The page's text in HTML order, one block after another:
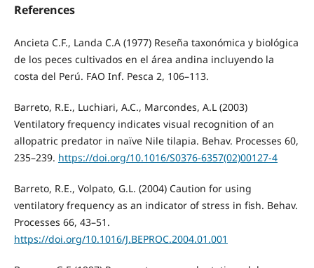
References
Ancieta C.F., Landa C.A (1977) Reseña taxonómica y biológica
de los peces cultivados en el área andina incluyendo la
costa del Perú. FAO Inf. Pesca 2, 106–113.
Barreto, R.E., Luchiari, A.C., Marcondes, A.L (2003)
Ventilatory frequency indicates visual recognition of an
allopatric predator in naïve Nile tilapia. Behav. Processes 60,
235–239. https://doi.org/10.1016/S0376-6357(02)00127-4
Barreto, R.E., Volpato, G.L. (2004) Caution for using
ventilatory frequency as an indicator of stress in fish. Behav.
Processes 66, 43–51.
https://doi.org/10.1016/J.BEPROC.2004.01.001